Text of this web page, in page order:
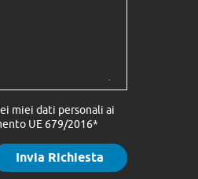
miei dati personali ai
UE 679/2016*
campo.